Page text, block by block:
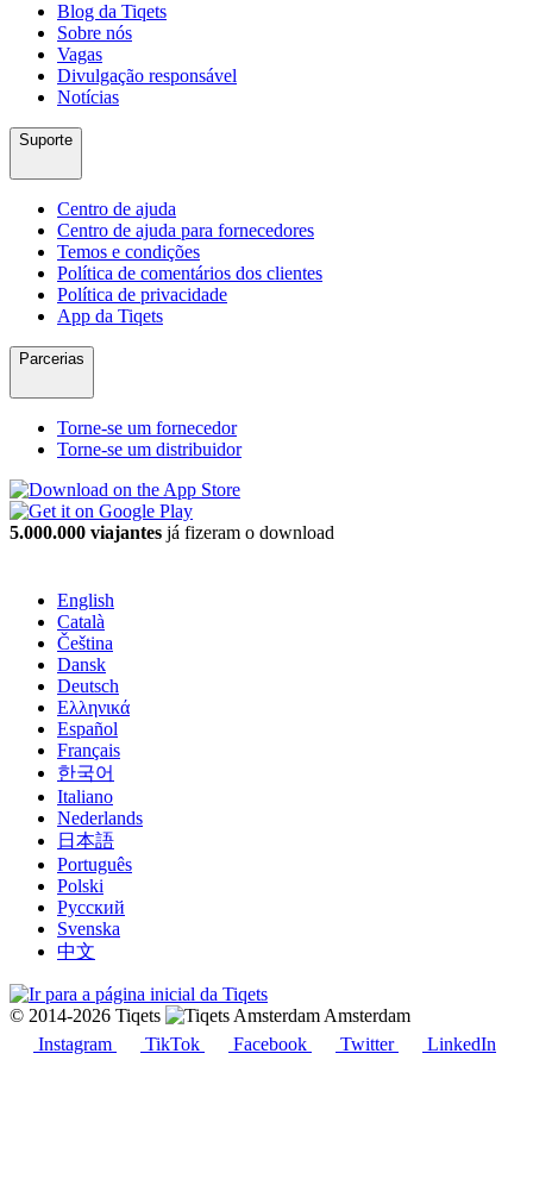
Blog da Tiqets
Sobre nós
Vagas
Divulgação responsável
Notícias
Suporte
Centro de ajuda
Centro de ajuda para fornecedores
Temos e condições
Política de comentários dos clientes
Política de privacidade
App da Tiqets
Parcerias
Torne-se um fornecedor
Torne-se um distribuidor
5.000.000 viajantes já fizeram o download
English
Català
Čeština
Dansk
Deutsch
Ελληνικά
Español
Français
한국어
Italiano
Nederlands
日本語
Português
Polski
Русский
Svenska
中文
© 2014-2026 Tiqets
Amsterdam
Instagram
TikTok Facebook Twitter LinkedIn